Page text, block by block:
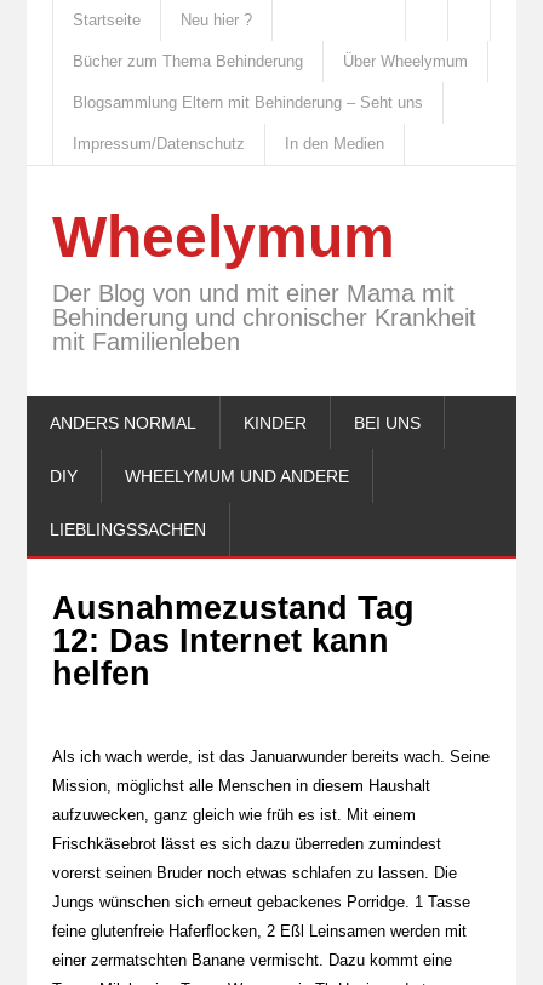
Startseite Neu hier ?
Bücher zum Thema Behinderung Über Wheelymum
Blogsammlung Eltern mit Behinderung – Seht uns
Impressum/Datenschutz In den Medien
Wheelymum
Der Blog von und mit einer Mama mit
Behinderung und chronischer Krankheit
mit Familienleben
ANDERS NORMAL KINDER BEI UNS
DIY WHEELYMUM UND ANDERE
LIEBLINGSSACHEN
Ausnahmezustand Tag
12: Das Internet kann
helfen
Als ich wach werde, ist das Januarwunder bereits wach. Seine
Mission, möglichst alle Menschen in diesem Haushalt
aufzuwecken, ganz gleich wie früh es ist. Mit einem
Frischkäsebrot lässt es sich dazu überreden zumindest
vorerst seinen Bruder noch etwas schlafen zu lassen. Die
Jungs wünschen sich erneut gebackenes Porridge. 1 Tasse
feine glutenfreie Haferflocken, 2 Eßl Leinsamen werden mit
einer zermatschten Banane vermischt. Dazu kommt eine